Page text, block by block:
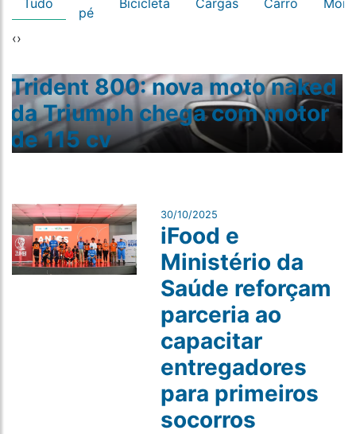
pé
Bicicleta Cargas Carro
‹›
Trident 800: nova moto naked
da Triumph chega com motor
de 115 cv
30/10/2025
iFood e
Ministério da
Saúde reforçam
parceria ao
capacitar
entregadores
para primeiros
socorros